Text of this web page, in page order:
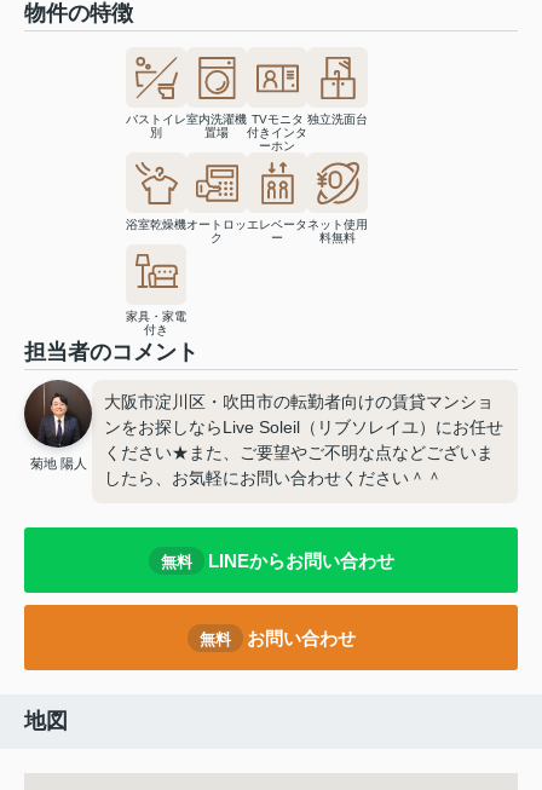
物件の特徴
バストイレ
別
室内洗濯機
置場
TVモニタ
付きインタ
ーホン
独立洗面台
浴室乾燥機オートロッ
ク
エレベータ
ー
ネット使用
料無料
家具・家電
付き
担当者のコメント
菊地 陽人
大阪市淀川区・吹田市の転勤者向けの賃貸マンショ
ンをお探しならLive Soleil（リブソレイユ）にお任せ
ください★また、ご要望やご不明な点などございま
したら、お気軽にお問い合わせください＾＾
無料 LINEからお問い合わせ
無料 お問い合わせ
地図